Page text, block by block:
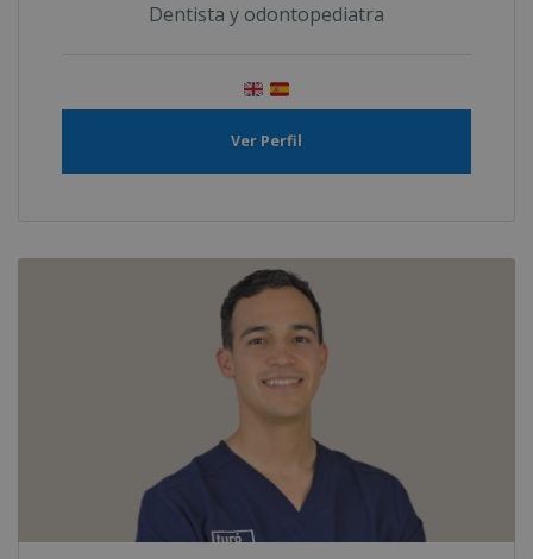
Dentista y odontopediatra
Ver Perfil